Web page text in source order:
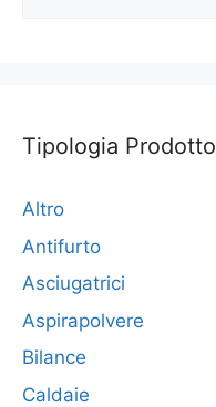
Tipologia Prodotto
Altro
Antifurto
Asciugatrici
Aspirapolvere
Bilance
Caldaie